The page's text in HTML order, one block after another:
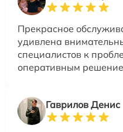
Прекрасное
удивлена
специалистов к
оперативным
Гаврилов Денис